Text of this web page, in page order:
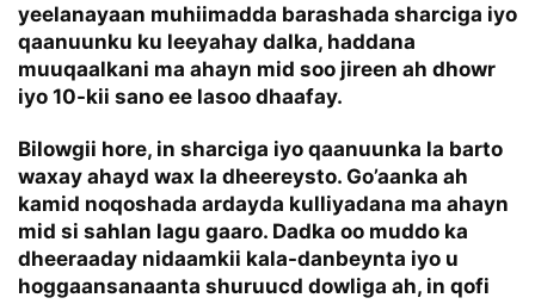
yeelanayaan muhiimadda barashada sharciga iyo
qaanuunku ku leeyahay dalka, haddana
muuqaalkani ma ahayn mid soo jireen ah dhowr
iyo 10-kii sano ee lasoo dhaafay.
Bilowgii hore, in sharciga iyo qaanuunka la barto
waxay ahayd wax la dheereysto. Go’aanka ah
kamid noqoshada ardayda kulliyadana ma ahayn
mid si sahlan lagu gaaro. Dadka oo muddo ka
dheeraaday nidaamkii kala-danbeynta iyo u
hoggaansanaanta shuruucd dowliga ah, in qofi